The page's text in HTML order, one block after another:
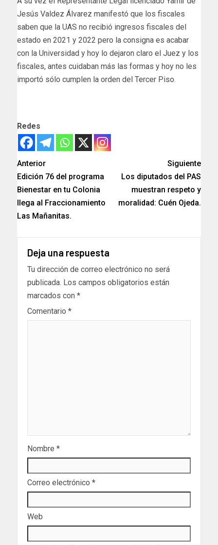
Jesús Valdez Álvarez manifestó que los fiscales
saben que la UAS no recibió ingresos fiscales del
estado en 2021 y 2022 pero la consigna es acabar
con la Universidad y hoy lo dejaron claro el Juez y los
fiscales, antes cuidaban más las formas y hoy no les
importó sólo cumplen la orden del Tercer Piso.
Redes
Anterior
Edición 76 del programa
Bienestar en tu Colonia
llega al Fraccionamiento
Las Mañanitas.
Siguiente
Los diputados del PAS
muestran respeto y
moralidad: Cuén Ojeda.
Deja una respuesta
Tu dirección de correo electrónico no será
publicada. Los campos obligatorios están
marcados con *
Comentario *
Nombre *
Correo electrónico *
Web